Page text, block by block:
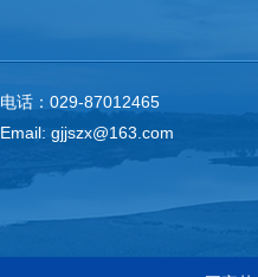
电话：029-87012465
Email: gjjszx@163.com